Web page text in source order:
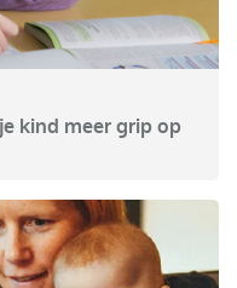
kind meer grip op